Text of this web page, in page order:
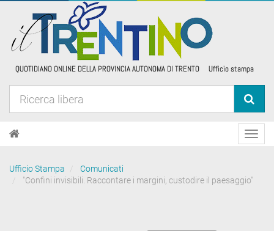
Ufficio Stampa
Comunicati
"Confini invisibili. Raccontare i margini, custodire il paesaggio"